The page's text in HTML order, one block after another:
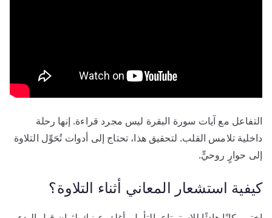
التفاعل مع آيات سورة البقرة ليس مجرد قراءة. إنها رحلة
داخلية تلامس القلب. لتحقيق هذا، تحتاج إلى أدوات تُحَوِّل التلاوة
إلى حوارٍ روحيٍّ.
كيفية استشعار المعاني أثناء التلاوة؟